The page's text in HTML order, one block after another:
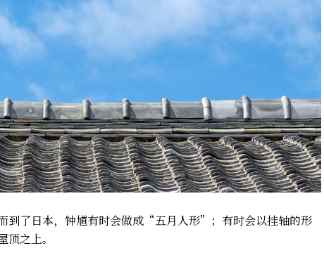
到了日本，钟馗有时会做成“五月人形”；有时会以挂轴的形
之上。